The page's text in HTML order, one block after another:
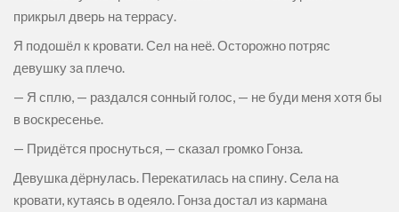
прикрыл дверь на террасу.
Я подошёл к кровати. Сел на неё. Осторожно потряс
девушку за плечо.
— Я сплю, — раздался сонный голос, — не буди меня хотя бы
в воскресенье.
— Придётся проснуться, — сказал громко Гонза.
Девушка дёрнулась. Перекатилась на спину. Села на
кровати, кутаясь в одеяло. Гонза достал из кармана